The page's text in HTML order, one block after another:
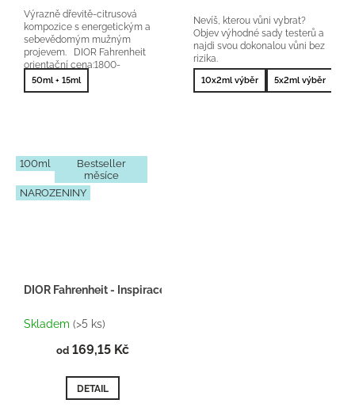
Výrazně dřevitě-citrusová
kompozice s energetickým a
sebevědomým mužným
projevem. DIOR Fahrenheit
orientační cena:1800-
2600Kč/100ml 25 % vonné
esence
50ml + 15ml
Nevíš, kterou vůni vybrat?
Objev výhodné sady testerů a
najdi svou dokonalou vůni bez
rizika.
10x2ml výběr 5x2ml výběr
100ml
Bestseller
měsíce
NAROZENINY
DIOR Fahrenheit - Inspirace H102
Skladem (>5 ks)
od 169,15 Kč
DETAIL